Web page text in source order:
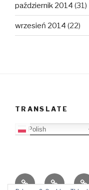
październik 2014 (31)
wrzesień 2014 (22)
TRANSLATE
Polish
O
Top